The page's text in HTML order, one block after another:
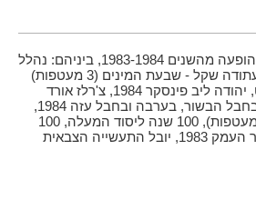
לוט של 20 מעטפות יום ההופעה מהשנים 1983-1984, ביניהם: נהלל
1984, ספרי ילדים 1984, עתודה שקל - שבעת המינים (3 מעטפות)
1984, שבעים שנה לג'וינט, יהודה ליב פינסקר 1984, צ'רלז אורד
וינגיט 1984, ההתיישבות בחבל הבשור, בערבה ובחבל עזה 1984,
מועדים לשמחה 1983 (2 מעטפות), 100 שנה ליסוד המעלה, 100
שנה לנס ציונה, עפולה עיר העמק 1983, יובל התעשייה הצבאית